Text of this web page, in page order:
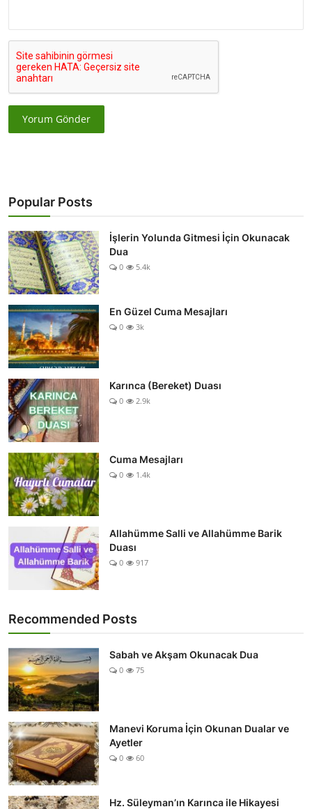
Yorum Gönder
Popular Posts
İşlerin Yolunda Gitmesi İçin Okunacak
Dua
0 5.4k
En Güzel Cuma Mesajları
0 3k
Karınca (Bereket) Duası
0 2.9k
Cuma Mesajları
0 1.4k
Allahümme Salli ve Allahümme Barik
Duası
0 917
Recommended Posts
Sabah ve Akşam Okunacak Dua
0 75
Manevi Koruma İçin Okunan Dualar ve
Ayetler
0 60
Hz. Süleyman’ın Karınca ile Hikayesi